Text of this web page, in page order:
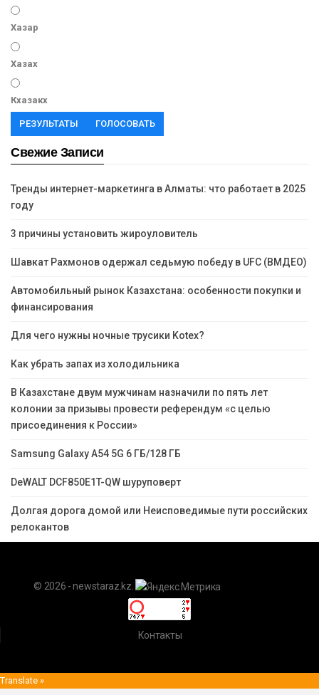
Хазар
Хазах
Кхазакх
РЕЗУЛЬТАТЫ ГОЛОСОВАТЬ
Свежие Записи
Тренды интернет-маркетинга в Алматы: что работает в 2025
году
3 причины установить жироуловитель
Шавкат Рахмонов одержал седьмую победу в UFC (ВМДЕО)
Автомобильный рынок Казахстана: особенности покупки и
финансирования
Для чего нужны ночные трусики Kotex?
Как убрать запах из холодильника
В Казахстане двум мужчинам назначили по пять лет
колонии за призывы провести референдум «с целью
присоединения к России»
Samsung Galaxy A54 5G 6 ГБ/128 ГБ
DeWALT DCF850E1T-QW шуруповерт
Долгая дорога домой или Неисповедимые пути российских
релокантов
© 2026 - newstaraz.kz.
Контакты
Translate »